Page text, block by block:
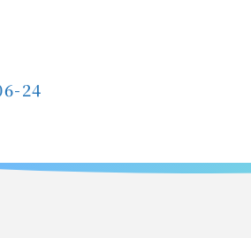
24